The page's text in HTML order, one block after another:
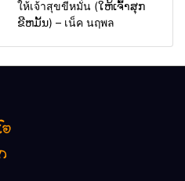
ให้เจ้าสุขขีหมั่น (ໃຫ້ເຈົ້າສຸກ
ຂີຫມັ້ນ) – เน็ค นฤพล